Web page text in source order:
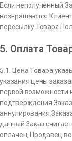
Если неполученный
возвращаются
пересылку Товара
5. Оплата
5.1. Цена Товара
указания цены
первой возможности
подтверждения
аннулирования
данный Заказ
оплачен, Продавец